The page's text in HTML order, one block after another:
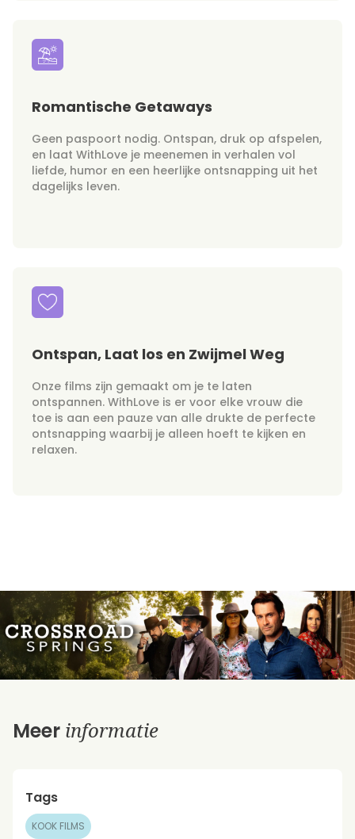
Romantische Getaways
Geen paspoort nodig. Ontspan, druk op afspelen,
en laat WithLove je meenemen in verhalen vol
liefde, humor en een heerlijke ontsnapping uit het
dagelijks leven.
Ontspan, Laat los en Zwijmel Weg
Onze films zijn gemaakt om je te laten
ontspannen. WithLove is er voor elke vrouw die
toe is aan een pauze van alle drukte de perfecte
ontsnapping waarbij je alleen hoeft te kijken en
relaxen.
Meer informatie
Tags
KOOK FILMS